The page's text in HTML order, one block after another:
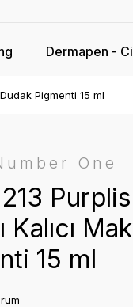
Dermapen -
Pigmenti 15 ml
One
Kalıcı
15 ml